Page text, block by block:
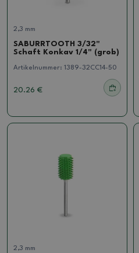
2,3 mm
SABURRTOOTH 3/32"
Schaft Konkav 1/4" (grob)
Artikelnummer: 1389-32CC14-50
20.26 €
2,3 mm